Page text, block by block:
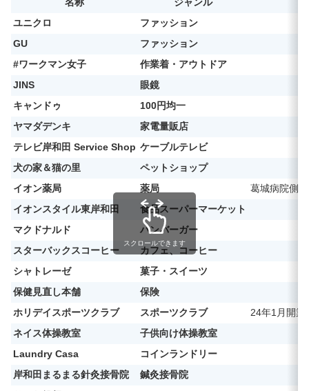
名称
ジャンル
ユニクロ
ファッション
GU
ファッション
#ワークマン女子
作業着・アウトドア
JINS
眼鏡
キャンドゥ
100円均一
ヤマダデンキ
家電量販店
テレビ岸和田 Service Shop ケーブルテレビ
犬の家＆猫の里
ペットショップ
イオン薬局
薬局
葛城病院側
イオンスタイル東岸和田
食品スーパーマーケット
マクドナルド
ハンバーガー
スターバックスコーヒー
カフェ、コーヒー
シャトレーゼ
菓子・スイーツ
保健見直し本舗
保険
ホリデイスポーツクラブ
スポーツクラブ
24年1月開業
ネイス体操教室
子供向け体操教室
Laundry Casa
コインランドリー
岸和田まるまる針灸接骨院
鍼灸接骨院
スクロールできます